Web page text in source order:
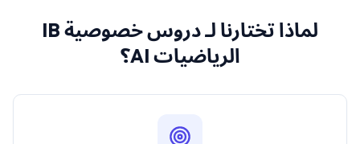
لماذا تختارنا لـ
دروس خصوصية IB
الرياضيات AI
؟